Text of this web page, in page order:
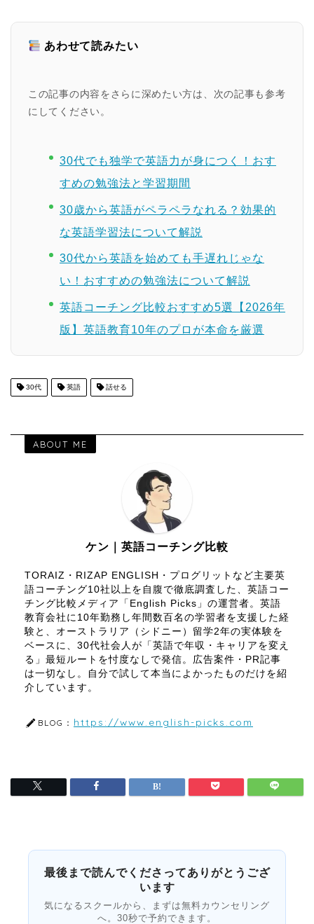
あわせて読みたい
この記事の内容をさらに深めたい方は、次の記事も参考
にしてください。
30代でも独学で英語力が身につく！おす
すめの勉強法と学習期間
30歳から英語がペラペラなれる？効果的
な英語学習法について解説
30代から英語を始めても手遅れじゃな
い！おすすめの勉強法について解説
英語コーチング比較おすすめ5選【2026年
版】英語教育10年のプロが本命を厳選
30代 英語 話せる
ABOUT ME
ケン｜英語コーチング比較
TORAIZ・RIZAP ENGLISH・プログリットなど主要英
語コーチング10社以上を自腹で徹底調査した、英語コー
チング比較メディア「English Picks」の運営者。英語
教育会社に10年勤務し年間数百名の学習者を支援した経
験と、オーストラリア（シドニー）留学2年の実体験を
ベースに、30代社会人が「英語で年収・キャリアを変え
る」最短ルートを忖度なしで発信。広告案件・PR記事
は一切なし。自分で試して本当によかったものだけを紹
介しています。
BLOG： https://www.english-picks.com
最後まで読んでくださってありがとうござ
います
気になるスクールから、まずは無料カウンセリング
へ。30秒で予約できます。